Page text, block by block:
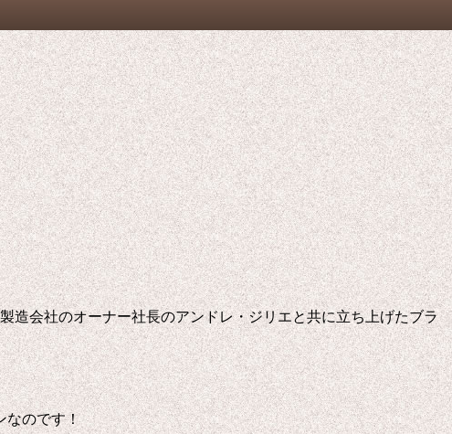
造会社のオーナー社長のアンドレ・ジリエと共に立ち上げたブラ
なのです！